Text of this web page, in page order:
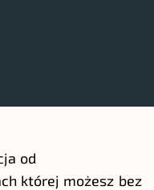
od
której możesz bez